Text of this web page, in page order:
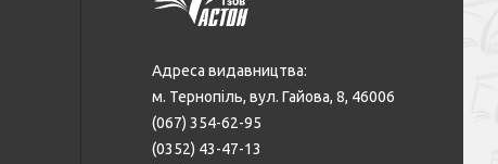
Адреса видавництва:
м. Тернопіль, вул. Гайова, 8, 46006
(067) 354-62-95
(0352) 43-47-13